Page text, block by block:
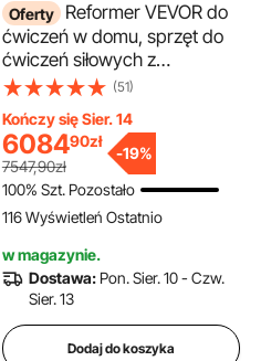
Oferty Reformer VEVOR do
ćwiczeń w domu, sprzęt do
ćwiczeń siłowych z
podwójnym oporem,
dla zaawansowanych i
początkujących, do 181,44 kg
(51)
Kończy się Sier. 14
608490zł
7547,90zł
-19%
100% Szt. Pozostało
116 Wyświetleń Ostatnio
w magazynie.
Dostawa: Pon. Sier. 10 - Czw.
Sier. 13
Dodaj do koszyka